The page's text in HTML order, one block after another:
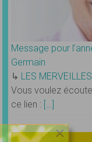
Message pour
Germain
↳ LES
Vous voulez
ce lien : […]
×